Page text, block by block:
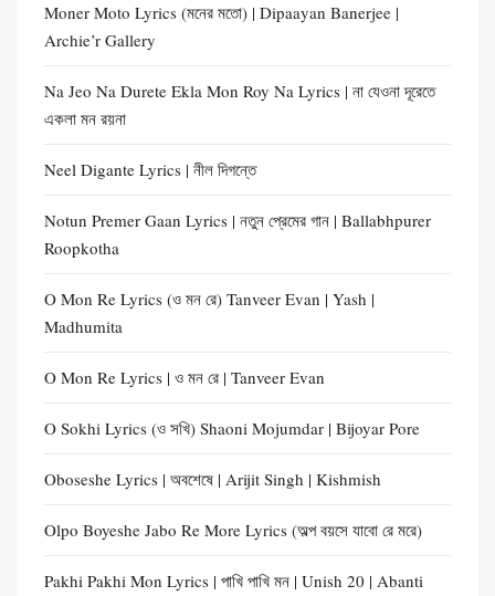
Moner Moto Lyrics (মনের মতো) | Dipaayan Banerjee |
Archie’r Gallery
Na Jeo Na Durete Ekla Mon Roy Na Lyrics | না যেওনা দূরেতে
একলা মন রয়না
Neel Digante Lyrics | নীল দিগন্তে
Notun Premer Gaan Lyrics | নতুন প্রেমের গান | Ballabhpurer
Roopkotha
O Mon Re Lyrics (ও মন রে) Tanveer Evan | Yash |
Madhumita
O Mon Re Lyrics | ও মন রে | Tanveer Evan
O Sokhi Lyrics (ও সখি) Shaoni Mojumdar | Bijoyar Pore
Oboseshe Lyrics | অবশেষে | Arijit Singh | Kishmish
Olpo Boyeshe Jabo Re More Lyrics (অল্প বয়সে যাবো রে মরে)
Pakhi Pakhi Mon Lyrics | পাখি পাখি মন | Unish 20 | Abanti